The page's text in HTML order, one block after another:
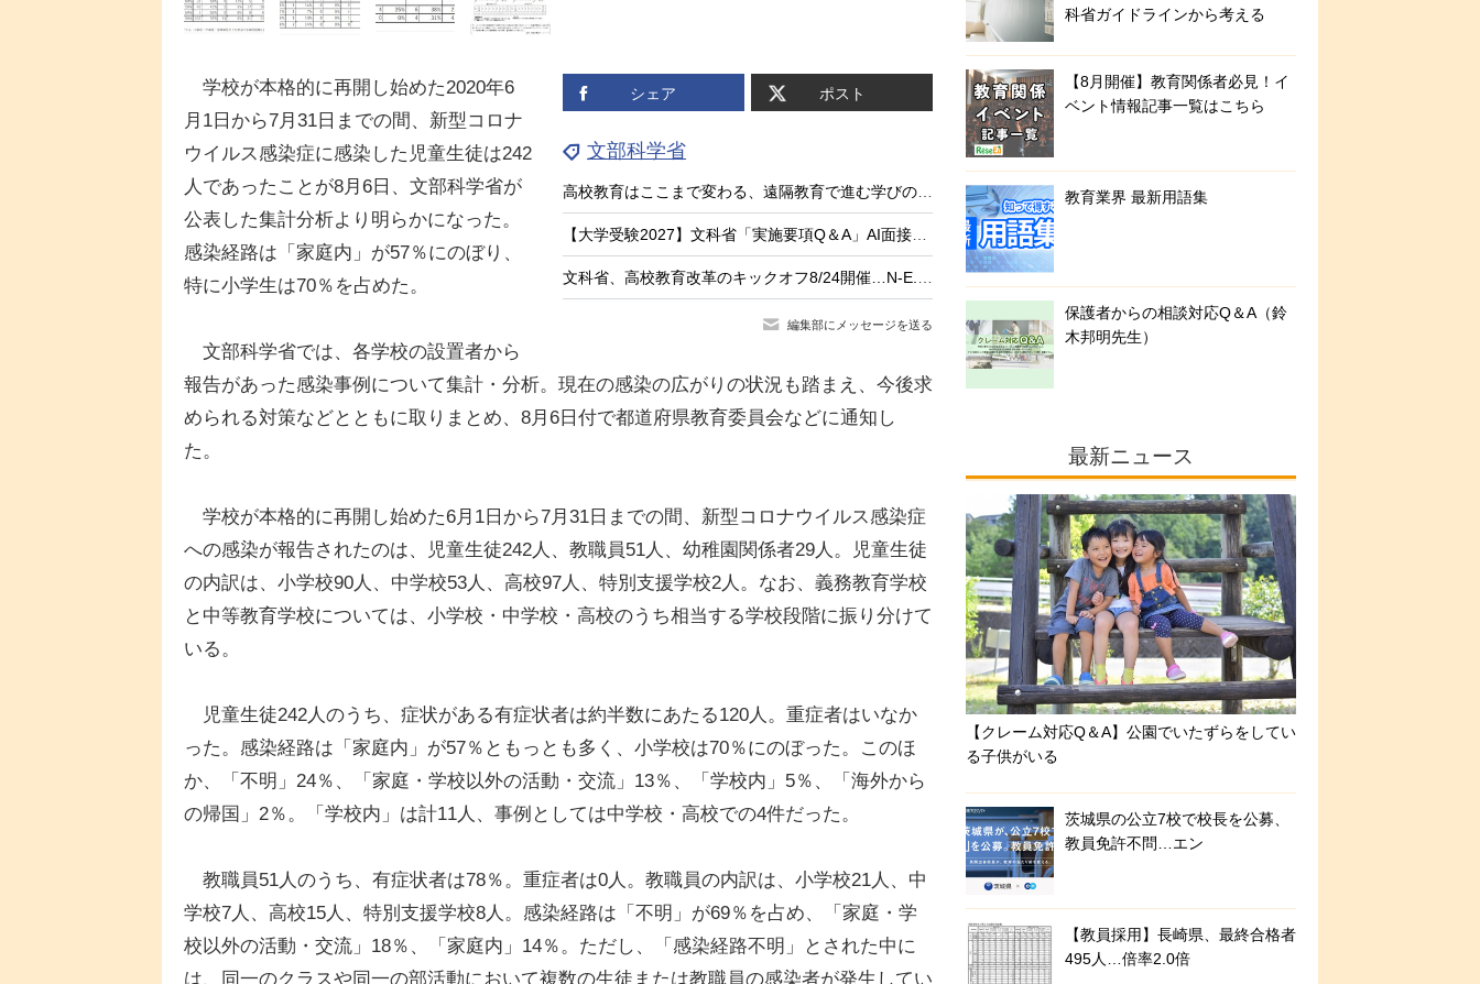
シェア ポスト
文部科学省
高校教育はここまで変わる、遠隔教育で進む学びのアップデート
【大学受験2027】文科省「実施要項Q＆A」AI面接不可など面接ルール明確化
文科省、高校教育改革のキックオフ8/24開催…N-E.X.T.始動
編集部にメッセージを送る
学校が本格的に再開し始めた2020年6
月1日から7月31日までの間、新型コロナ
ウイルス感染症に感染した児童生徒は242
人であったことが8月6日、文部科学省が
公表した集計分析より明らかになった。
感染経路は「家庭内」が57％にのぼり、
特に小学生は70％を占めた。
文部科学省では、各学校の設置者から
報告があった感染事例について集計・分析。現在の感染の広がりの状況も踏まえ、今後求
められる対策などとともに取りまとめ、8月6日付で都道府県教育委員会などに通知し
た。
学校が本格的に再開し始めた6月1日から7月31日までの間、新型コロナウイルス感染症
への感染が報告されたのは、児童生徒242人、教職員51人、幼稚園関係者29人。児童生徒
の内訳は、小学校90人、中学校53人、高校97人、特別支援学校2人。なお、義務教育学校
と中等教育学校については、小学校・中学校・高校のうち相当する学校段階に振り分けて
いる。
児童生徒242人のうち、症状がある有症状者は約半数にあたる120人。重症者はいなか
った。感染経路は「家庭内」が57％ともっとも多く、小学校は70％にのぼった。このほ
か、「不明」24％、「家庭・学校以外の活動・交流」13％、「学校内」5％、「海外から
の帰国」2％。「学校内」は計11人、事例としては中学校・高校での4件だった。
教職員51人のうち、有症状者は78％。重症者は0人。教職員の内訳は、小学校21人、中
学校7人、高校15人、特別支援学校8人。感染経路は「不明」が69％を占め、「家庭・学
校以外の活動・交流」18％、「家庭内」14％。ただし、「感染経路不明」とされた中に
は、同一のクラスや同一の部活動において複数の生徒または教職員の感染者が発生してい
科省ガイドラインから考える
【8月開催】教育関係者必見！イ
ベント情報記事一覧はこちら
教育業界 最新用語集
保護者からの相談対応Q＆A（鈴
木邦明先生）
最新ニュース
【クレーム対応Q＆A】公園でいたずらをしてい
る子供がいる
茨城県の公立7校で校長を公募、
教員免許不問…エン
【教員採用】長崎県、最終合格者
495人…倍率2.0倍